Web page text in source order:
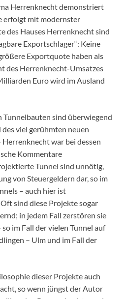
Herrenknecht demonstriert
erfolgt mit modernster
des Hauses Herrenknecht sind
Exportschlager“: Keine
Exportquote haben als
des Herrenknecht-Umsatzes
Euro wird im Ausland
sind überwiegend
viel gerühmten neuen
war bei dessen
Kommentare
Tunnel sind unnötig,
von Steuergeldern dar, so im
– auch hier ist
sind diese Projekte sogar
in jedem Fall zerstören sie
im Fall der vielen Tunnel auf
– Ulm und im Fall der
dieser Projekte auch
so wenn jüngst der Autor